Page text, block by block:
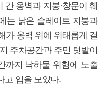
간 옹벽과 지붕·창문이 훼
는 낡은 슬레이트 지붕과
가 옹벽 위에 위태롭게 걸
주차공간과 주민 텃밭이
까지 낙하물 위험에 노출
고 입을 모았다.